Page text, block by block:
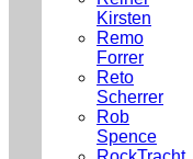
Kirsten
Remo
Forrer
Reto
Scherrer
Rob
Spence